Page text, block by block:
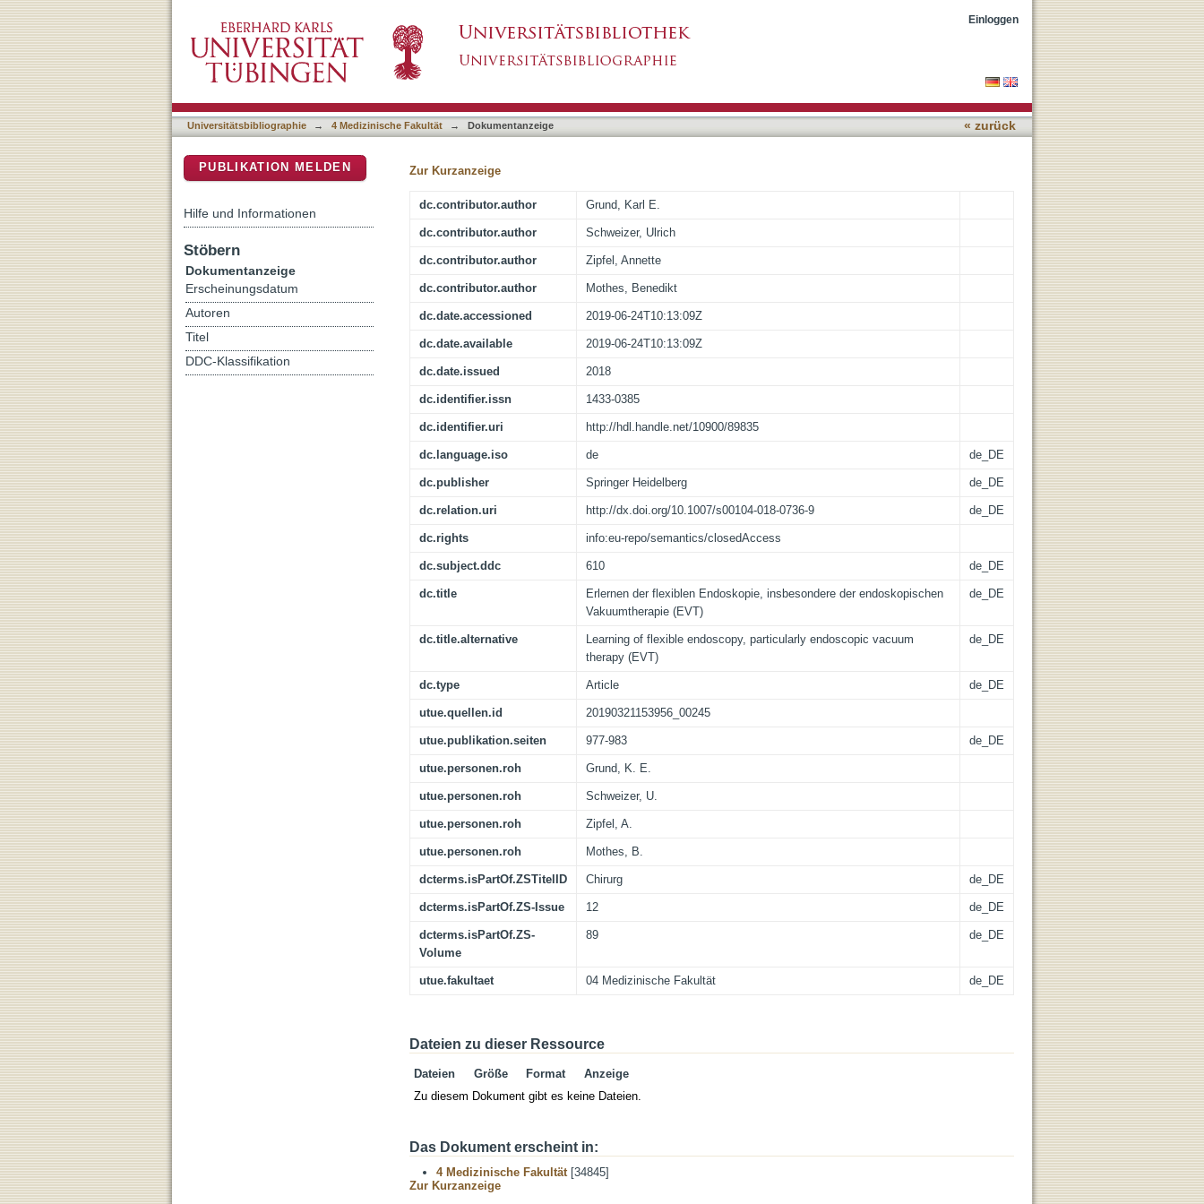
Erlernen der flexiblen Endoskopie, insbesondere der endoskopischen Vakuumtherapie (EVT)Einloggen
Universitätsbibliographie → 4 Medizinische Fakultät → Dokumentanzeige « zurück
Zur Kurzanzeige
dc.contributor.author Grund, Karl E.
dc.contributor.author Schweizer, Ulrich
dc.contributor.author Zipfel, Annette
dc.contributor.author Mothes, Benedikt
dc.date.accessioned 2019-06-24T10:13:09Z
dc.date.available 2019-06-24T10:13:09Z
dc.date.issued 2018
dc.identifier.issn 1433-0385
dc.identifier.uri http://hdl.handle.net/10900/89835
dc.language.iso de de_DE
dc.publisher Springer Heidelberg de_DE
dc.relation.uri http://dx.doi.org/10.1007/s00104-018-0736-9 de_DE
dc.rights info:eu-repo/semantics/closedAccess
dc.subject.ddc 610 de_DE
dc.title
Erlernen der flexiblen Endoskopie, insbesondere der endoskopischen
Vakuumtherapie (EVT)
de_DE
dc.title.alternative
Learning of flexible endoscopy, particularly endoscopic vacuum
therapy (EVT)
de_DE
dc.type Article de_DE
utue.quellen.id 20190321153956_00245
utue.publikation.seiten 977-983 de_DE
utue.personen.roh Grund, K. E.
utue.personen.roh Schweizer, U.
utue.personen.roh Zipfel, A.
utue.personen.roh Mothes, B.
dcterms.isPartOf.ZSTitelID Chirurg de_DE
dcterms.isPartOf.ZS-Issue 12 de_DE
dcterms.isPartOf.ZS-
Volume
89 de_DE
utue.fakultaet 04 Medizinische Fakultät de_DE
Dateien zu dieser Ressource
Dateien Größe Format
Anzeige
Zu diesem Dokument gibt es keine Dateien.
Das Dokument erscheint in:
4 Medizinische Fakultät[34845]
Zur Kurzanzeige
PUBLIKATION MELDEN
Hilfe und Informationen
Stöbern
Dokumentanzeige
Erscheinungsdatum
Autoren
Titel
DDC-Klassifikation